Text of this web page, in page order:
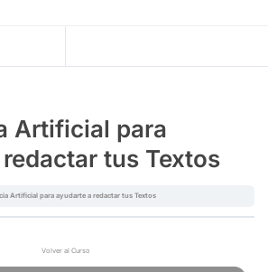
Artificial para
tus Textos
Artificial para ayudarte a redactar tus Textos
Volver al Curso